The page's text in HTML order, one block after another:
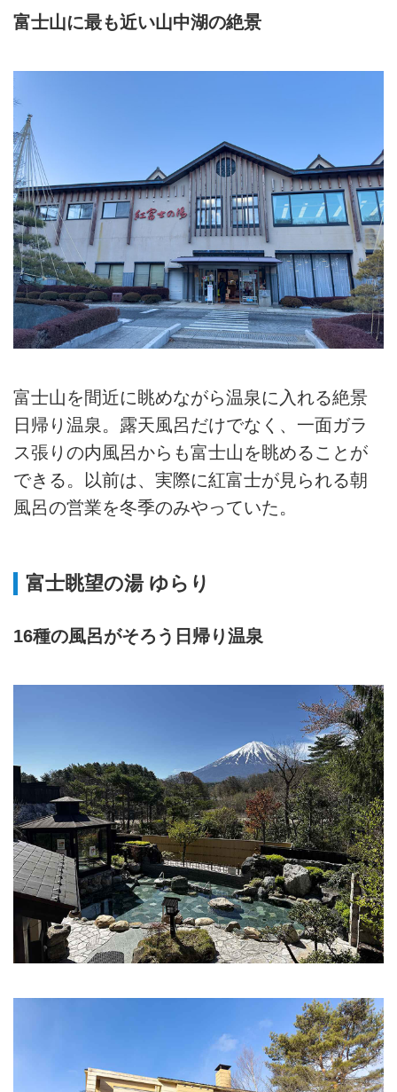
富士山に最も近い山中湖の絶景
富士山を間近に眺めながら温泉に入れる絶景
日帰り温泉。露天風呂だけでなく、一面ガラ
ス張りの内風呂からも富士山を眺めることが
できる。以前は、実際に紅富士が見られる朝
風呂の営業を冬季のみやっていた。
富士眺望の湯 ゆらり
16種の風呂がそろう日帰り温泉